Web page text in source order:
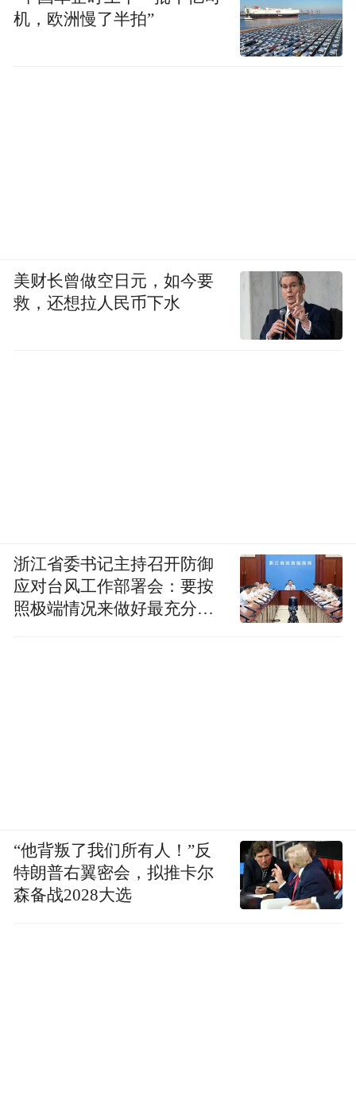
机，欧洲慢了半拍”
美财长曾做空日元，如今要
救，还想拉人民币下水
浙江省委书记主持召开防御
应对台风工作部署会：要按
照极端情况来做好最充分的
“他背叛了我们所有人！”反
特朗普右翼密会，拟推卡尔
森备战2028大选